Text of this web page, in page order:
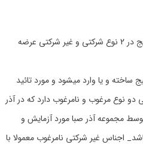
قطعات پکیج در 2 نوع شرکتی و غیر شرکتی عرضه
و یا وارد میشود و مورد تائید
نوع مرغوب و نامرغوب دارد که در آذر
مجموعه آذر صبا مورد آزمایش و
اجناس غیر شرکتی نامرغوب معمولا با